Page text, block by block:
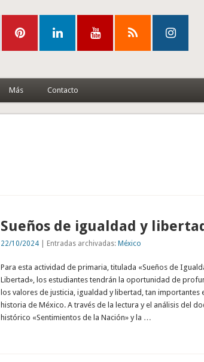
Más Contacto
Sueños de igualdad y
22/10/2024| Entradas archivadas: México
Para esta actividad de primaria, titulada «Sueños de
Libertad», los estudiantes tendrán la oportunidad de
los valores de justicia, igualdad y libertad, tan importantes
historia de México. A través de la lectura y el análisis del
histórico «Sentimientos de la Nación» y la …